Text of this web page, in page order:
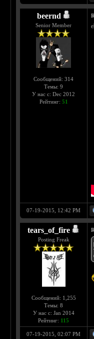
beernd
Senior Member
Сообщений: 314
Темы: 9
У нас с: Dec 2012
Рейтинг: 51
07-19-2015, 12:42 PM
tears_of_fire
Posting Freak
Сообщений: 1,255
Темы: 8
У нас с: Jan 2014
Рейтинг: 115
07-19-2015, 02:07 PM